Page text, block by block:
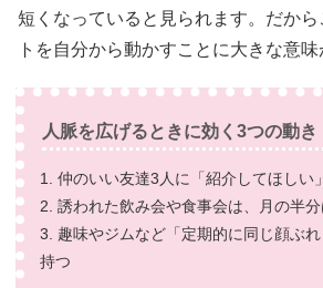
短くなっていると見られます。だか
トを自分から動かすことに大きな意味
人脈を広げるときに効く3つの動き
1. 仲のいい友達3人に「紹介してほしい
2. 誘われた飲み会や食事会は、月の半
3. 趣味やジムなど「定期的に同じ顔ぶ
持つ